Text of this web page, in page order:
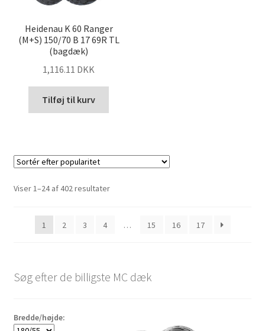
Heidenau K 60 Ranger
(M+S) 150/70 B 17 69R TL
(bagdæk)
1,116.11 DKK
Tilføj til kurv
Viser 1–24 af 402 resultaterSorteret
1
2 3 4 … 15 16 17
Søg efter de billigste MC dæk
Bredde/højde: